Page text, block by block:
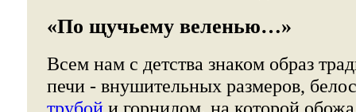
«По щучьему веленью…»
Всем нам с детства знаком образ
печи - внушительных размеров,